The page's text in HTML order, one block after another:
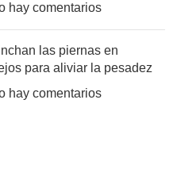
hay comentarios
las piernas en
para aliviar la pesadez
hay comentarios